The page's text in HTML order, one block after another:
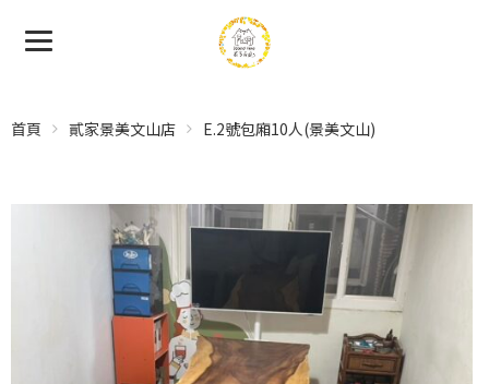
首頁 貳家景美文山店 E.2號包廂10人(景美文山)